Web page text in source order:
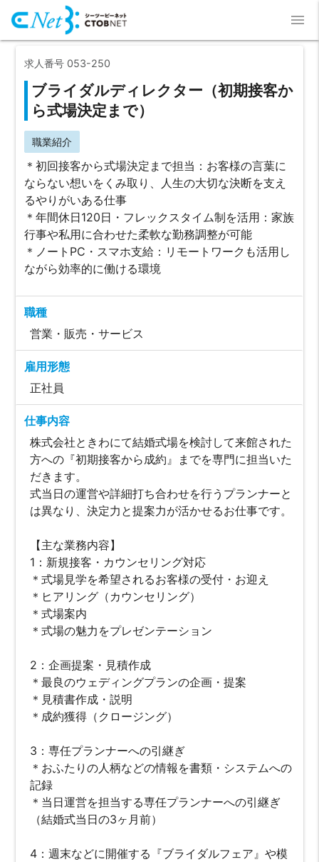
menu
求人番号 053-250
ブライダルディレクター（初期接客か
ら式場決定まで）
職業紹介
＊初回接客から式場決定まで担当：お客様の言葉に
ならない想いをくみ取り、人生の大切な決断を支え
るやりがいある仕事
＊年間休日120日・フレックスタイム制を活用：家族
行事や私用に合わせた柔軟な勤務調整が可能
＊ノートPC・スマホ支給：リモートワークも活用し
ながら効率的に働ける環境
職種
営業・販売・サービス
雇用形態
正社員
仕事内容
株式会社ときわにて結婚式場を検討して来館された
方への『初期接客から成約』までを専門に担当いた
だきます。
式当日の運営や詳細打ち合わせを行うプランナーと
は異なり、決定力と提案力が活かせるお仕事です。
【主な業務内容】
1：新規接客・カウンセリング対応
＊式場見学を希望されるお客様の受付・お迎え
＊ヒアリング（カウンセリング）
＊式場案内
＊式場の魅力をプレゼンテーション
2：企画提案・見積作成
＊最良のウェディングプランの企画・提案
＊見積書作成・説明
＊成約獲得（クロージング）
3：専任プランナーへの引継ぎ
＊おふたりの人柄などの情報を書類・システムへの
記録
＊当日運営を担当する専任プランナーへの引継ぎ
（結婚式当日の3ヶ月前）
4：週末などに開催する『ブライダルフェア』や模